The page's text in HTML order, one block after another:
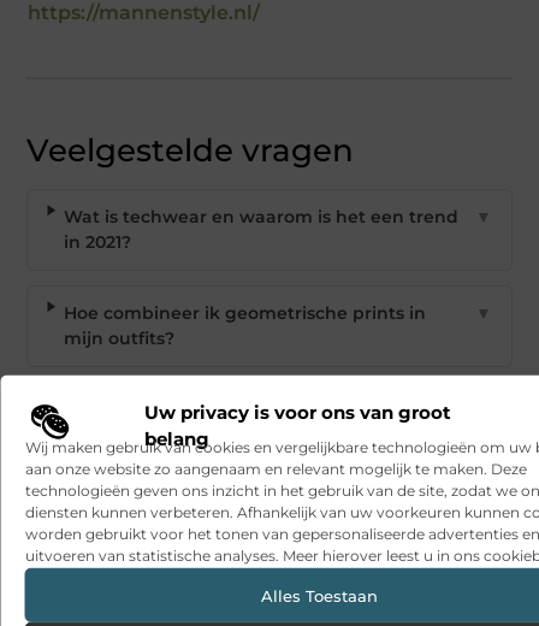
Uw privacy is voor ons van groot
belang
Wij maken gebruik van cookies en vergelijkbare technologieën om uw
aan onze website zo aangenaam en relevant mogelijk te maken. Deze
technologieën geven ons inzicht in het gebruik van de site, zodat we
diensten kunnen verbeteren. Afhankelijk van uw voorkeuren kunnen
worden gebruikt voor het tonen van gepersonaliseerde advertenties
uitvoeren van statistische analyses. Meer hierover leest u in ons
Alles Toestaan
https://mannenstyle.nl/
Veelgestelde vragen
Wat is techwear en waarom is het een trend
in 2021?
▼
Hoe combineer ik geometrische prints in
mijn outfits?
▼
Zijn schoudertas en fanny pack hetzelfde?
Kan ik tie-dye zelf thuis maken? ▼
Welke sportschoenen passen bij formele
▼